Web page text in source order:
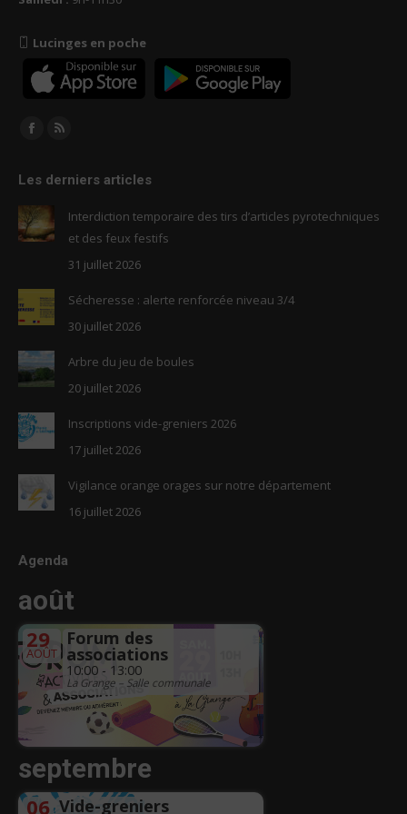
Lucinges en poche
Trouvez nous sur :
Facebook
opens
in
new
RSS
opens
new
window
Les derniers articles
Interdiction temporaire des tirs d’articles pyrotechniques
et des feux festifs
31 juillet 2026
Sécheresse : alerte renforcée niveau 3/4
30 juillet 2026
Arbre du jeu de boules
20 juillet 2026
Inscriptions vide-greniers 2026
17 juillet 2026
Vigilance orange orages sur notre département
16 juillet 2026
Agenda
août
29
AOÛT
Forum des
associations
10:00 - 13:00
La Grange – Salle communale
septembre
06 Vide-greniers